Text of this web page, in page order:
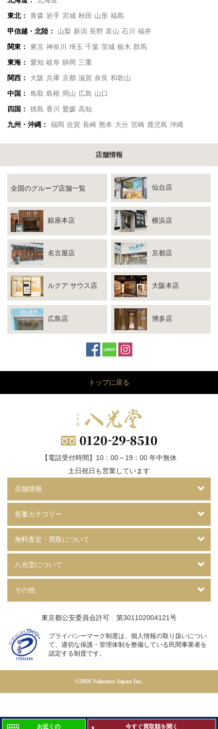
東北：
青森 岩手 宮城 秋田 山形 福島
甲信越・北陸：
山梨 新潟 長野 富山 石川
福井
関東：
東京 神奈川 埼玉 千葉 茨城 栃木 群馬
東海：
愛知 岐阜 静岡 三重
関西：
大阪 兵庫 京都 滋賀 奈良 和歌山
中国：
鳥取 島根 岡山 広島 山口
四国：
徳島 香川 愛媛 高知
九州・沖縄：
福岡 佐賀 長崎 熊本 大分 宮崎 鹿児島 沖縄
店舗情報
全国のグループ店舗一覧 仙台店
銀座本店 横浜店
名古屋店 京都店
ルクア サウス店 大阪本店
広島店 博多店
トップに戻る
【電話受付時間】10：00～19：00 年中無休
土日祝日も営業しています
店舗情報
骨董カテゴリー
無料査定・買取について
八光堂について
その他
東京都公安委員会許可 第301102004121号
プライバシーマーク制度は、個人情報の取り扱いについ
て、適切な保護・管理体制を整備している民間事業者を
認定する制度です。
お近くの 今すぐ買取額を聞く
©2016 Valuence Japan Inc.